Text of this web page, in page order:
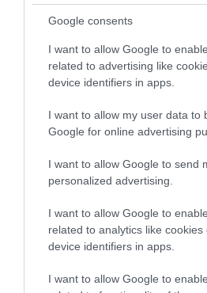
Google consents
I want to allow Google to
related to advertising like
device identifiers in apps.
I want to allow my user data to
Google for online advertising
I want to allow Google to send
personalized advertising.
I want to allow Google to
related to analytics like cookies
device identifiers in apps.
I want to allow Google to
agrárexport
Negyedével nőtt Magyarország
hónapban. Annak ellenére volt
súlyos éghajlati anomáliák, például